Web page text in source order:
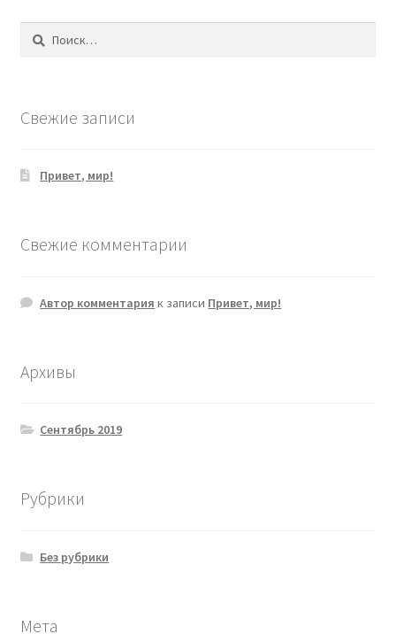
Найти:
Свежие записи
Привет, мир!
Свежие комментарии
Автор комментария к записи Привет, мир!
Архивы
Сентябрь 2019
Рубрики
Без рубрики
Мета